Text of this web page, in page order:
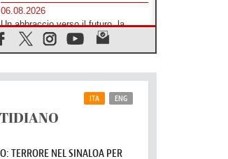
06.08.2026
Un abbraccio verso il futuro, la
grande festa del Papa e dei giovani
ad Assisi
Il grazie dei giovani al Papa: "Oggi
ci sentiamo Chiesa"
Leone XIV: la rivoluzione del
Vangelo abbatte i muri che
06.08.2026